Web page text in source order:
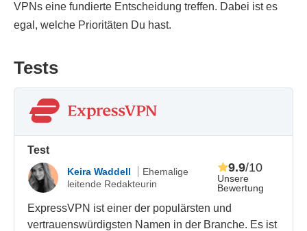
VPNs eine fundierte Entscheidung treffen. Dabei ist es
egal, welche Prioritäten Du hast.
Tests
Test
Keira Waddell
Ehemalige
leitende Redakteurin
Unsere
Bewertung
9.9/10
ExpressVPN ist einer der populärsten und
vertrauenswürdigsten Namen in der Branche. Es ist